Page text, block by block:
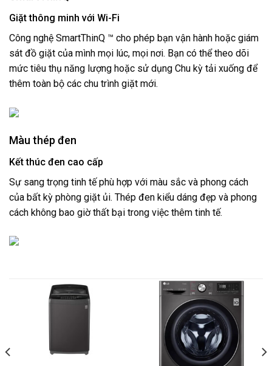
Giặt thông minh với Wi-Fi
Công nghệ SmartThinQ ™ cho phép bạn vận hành hoặc giám
sát đồ giặt của mình mọi lúc, mọi nơi. Bạn có thể theo dõi
mức tiêu thụ năng lượng hoặc sử dụng Chu kỳ tải xuống để
thêm toàn bộ các chu trình giặt mới.
Màu thép đen
Kết thúc đen cao cấp
Sự sang trọng tinh tế phù hợp với màu sắc và phong cách
của bất kỳ phòng giặt ủi. Thép đen kiểu dáng đẹp và phong
cách không bao giờ thất bại trong việc thêm tinh tế.